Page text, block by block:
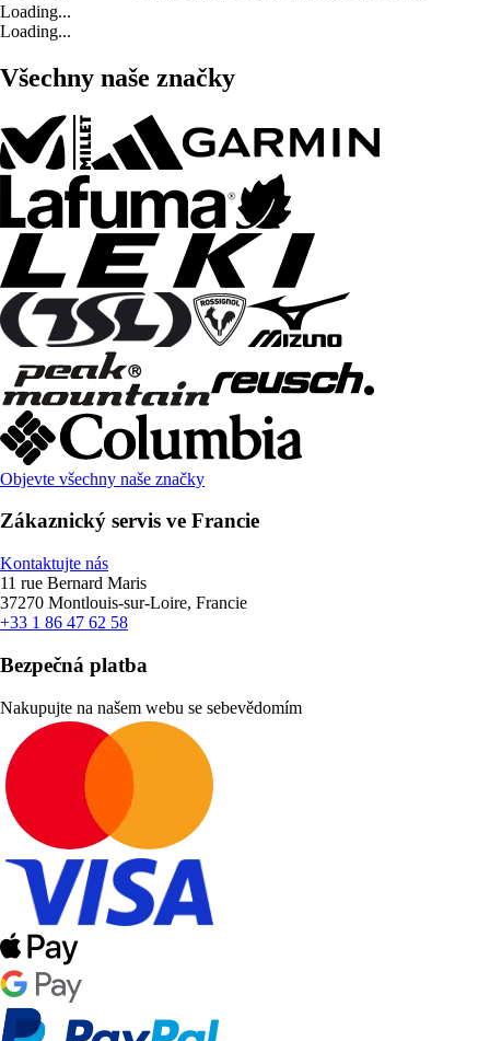
Loading...
Loading...
Všechny naše značky
Objevte všechny naše značky
Zákaznický servis ve Francie
Kontaktujte nás
11 rue Bernard Maris
37270 Montlouis-sur-Loire, Francie
+33 1 86 47 62 58
Bezpečná platba
Nakupujte na našem webu se sebevědomím